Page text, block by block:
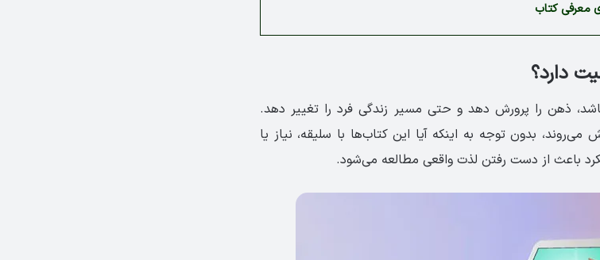
معرفی کتاب
دارد؟
ذهن را پرورش دهد و حتی مسیر زندگی فرد را تغییر دهد.
می‌روند، بدون توجه به اینکه آیا این کتاب‌ها با سلیقه، نیاز یا
باعث از دست رفتن لذت واقعی مطالعه می‌شود.